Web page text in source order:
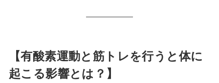
【有酸素運動と筋トレを行うと体に
起こる影響とは？】